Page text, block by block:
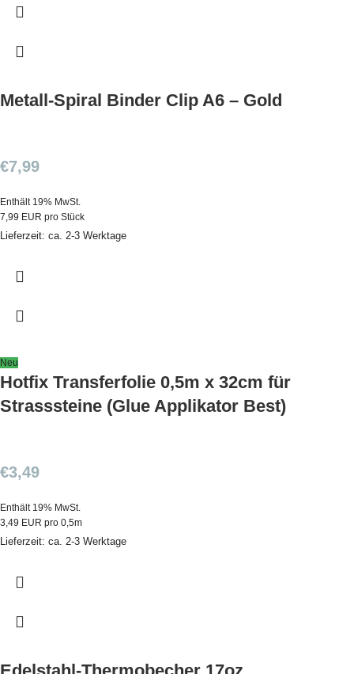
Metall-Spiral Binder Clip A6 – Gold
€7,99
Enthält 19% MwSt.
7,99 EUR pro Stück
Lieferzeit: ca. 2-3 Werktage
Neu
Hotfix Transferfolie 0,5m x 32cm für
Strasssteine (Glue Applikator Best)
€3,49
Enthält 19% MwSt.
3,49 EUR pro 0,5m
Lieferzeit: ca. 2-3 Werktage